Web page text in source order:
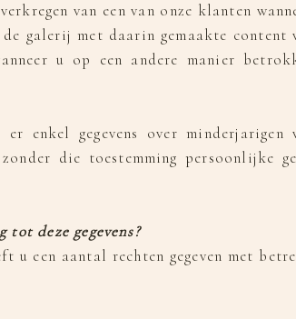
van een van onze klanten
galerij met daarin gemaakte
u op een andere manier
enkel gegevens over minderjarigen
die toestemming persoonlijke
deze gegevens?
u een aantal rechten gegeven met